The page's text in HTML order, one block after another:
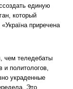
единую
который
приречена
чем теледебаты
и политологов,
украденные
Это